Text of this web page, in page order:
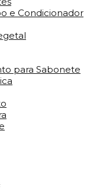
e Condicionador
para Sabonete